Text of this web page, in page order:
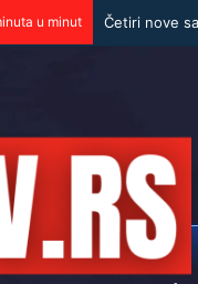
u minut Četiri nove